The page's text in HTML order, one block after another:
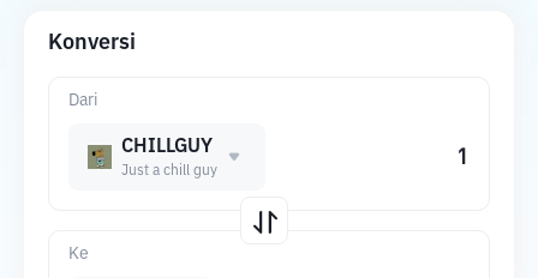
Konversi
Dari
CHILLGUY
Just a chill guy
Ke